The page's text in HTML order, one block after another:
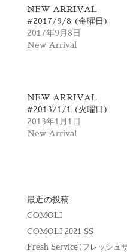
t
t
e
r
で
共
ウ
ィ
ン
ド
ウ
で
共
有
す
る
に
て
く
だ
さ
い
ま
す
)
NEW ARRIVAL
#2017/9/8 (金曜日)
2017年9月8日
New Arrival
NEW ARRIVAL
#2013/1/1 (火曜日)
2013年1月1日
New Arrival
最近の投稿
COMOLI
COMOLI 2021 SS
Fresh Service(フレッシ